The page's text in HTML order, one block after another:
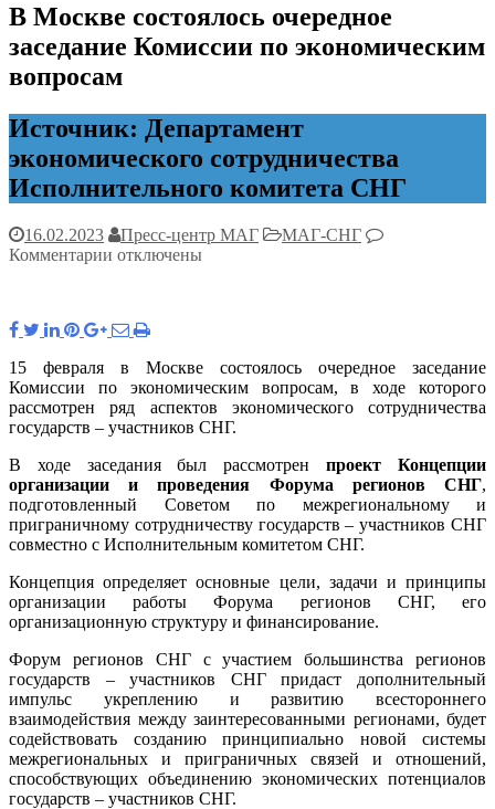
В Москве состоялось очередное
заседание Комиссии по экономическим
вопросам
Источник: Департамент
экономического сотрудничества
Исполнительного комитета СНГ
16.02.2023 Пресс-центр МАГ
МАГ-СНГ
Комментарии к
состоялось
заседание
Комиссии
по
экономическим
отключены
15 февраля в Москве состоялось очередное заседание
Комиссии по экономическим вопросам, в ходе которого
рассмотрен ряд аспектов экономического сотрудничества
государств – участников СНГ.
В ходе заседания был рассмотренпроект Концепции
организации и проведения Форума регионов СНГ,
подготовленный Советом по межрегиональному и
приграничному сотрудничеству государств – участников СНГ
совместно с Исполнительным комитетом СНГ.
Концепция определяет основные цели, задачи и принципы
организации работы Форума регионов СНГ, его
организационную структуру и финансирование.
Форум регионов СНГ с участием большинства регионов
государств – участников СНГ придаст дополнительный
импульс укреплению и развитию всестороннего
взаимодействия между заинтересованными регионами, будет
содействовать созданию принципиально новой системы
межрегиональных и приграничных связей и отношений,
способствующих объединению экономических потенциалов
государств – участников СНГ.